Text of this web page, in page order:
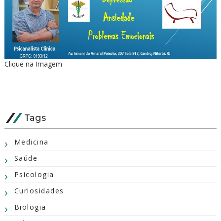
Clique na Imagem
Tags
Medicina
Saúde
Psicologia
Curiosidades
Biologia